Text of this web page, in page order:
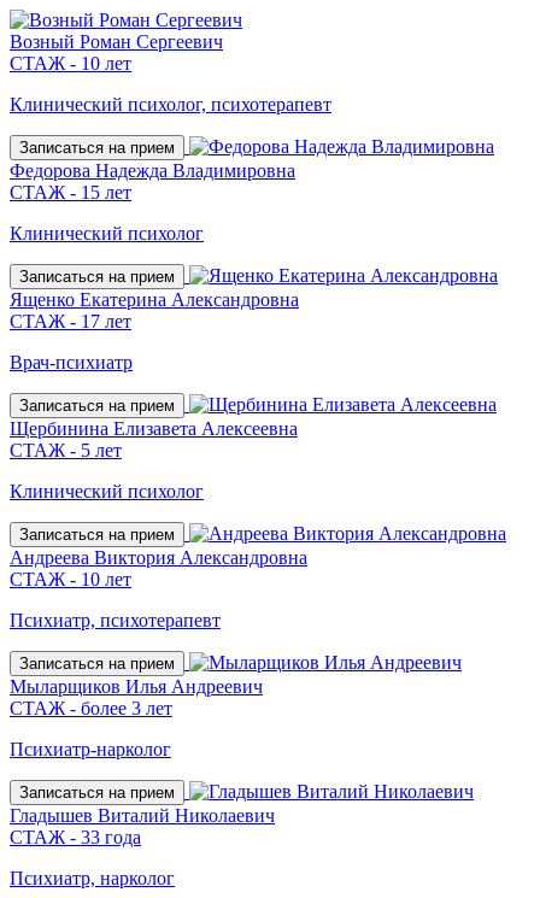
Возный Роман Сергеевич
СТАЖ - 10 лет
Клинический психолог, психотерапевт
Записаться на прием
Федорова Надежда Владимировна
СТАЖ - 15 лет
Клинический психолог
Записаться на прием
Ященко Екатерина Александровна
СТАЖ - 17 лет
Врач-психиатр
Записаться на прием
Щербинина Елизавета Алексеевна
СТАЖ - 5 лет
Клинический психолог
Записаться на прием
Андреева Виктория Александровна
СТАЖ - 10 лет
Психиатр, психотерапевт
Записаться на прием
Мыларщиков Илья Андреевич
СТАЖ - более 3 лет
Психиатр-нарколог
Записаться на прием
Гладышев Виталий Николаевич
СТАЖ - 33 года
Психиатр, нарколог